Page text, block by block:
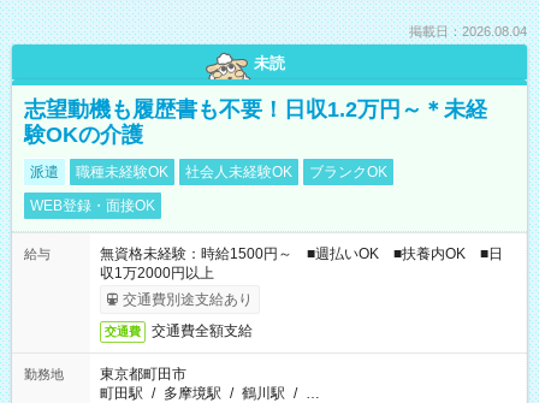
掲載日：2026.08.04
未読
志望動機も履歴書も不要！日収1.2万円～＊未経
験OKの介護
派遣 職種未経験OK 社会人未経験OK
ブランクOK
WEB登録・面接OK
給与
無資格未経験：時給1500円～ ■週払いOK ■扶養内OK ■日
収1万2000円以上
交通費別途支給あり
交通費 交通費全額支給
勤務地
東京都町田市
町田駅 / 多摩境駅 / 鶴川駅 / …